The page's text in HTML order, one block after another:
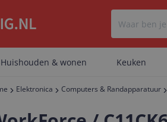
Huishouden & wonen Keuken
Elektronica Computers & Randapparatuur